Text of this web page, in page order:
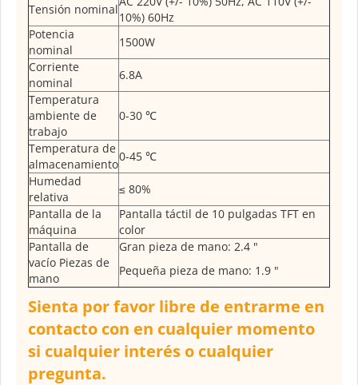
Tensión nominal
10%) 60Hz
Potencia
nominal
1500W
Corriente
nominal
6.8A
Temperatura
ambiente de
trabajo
0-30 ℃
Temperatura de
almacenamiento
0-45 ℃
Humedad
relativa
≤ 80%
Pantalla de la
máquina
Pantalla táctil de 10 pulgadas TFT en
color
Pantalla de
vacío Piezas de
mano
Gran pieza de mano: 2.4 "
Pequeña pieza de mano: 1.9 "
Sienta por favor libre de entrarme en
contacto con en cualquier momento
si cualquier interés o cualquier
pregunta.